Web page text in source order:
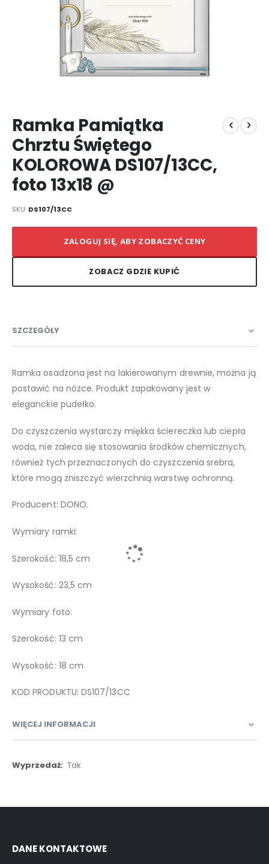
na
początek
galerii
Ramka Pamiątka
Chrztu Świętego
KOLOROWA DS107/13CC,
foto 13x18 @
SKU DS107/13CC
ZALOGUJ SIĘ, ABY ZOBACZYĆ CENY
ZOBACZ GDZIE KUPIĆ
SZCZEGÓŁY
Ramka osadzona jest na lakierowanym drewnie, można ją
postawić na nózce. Produkt zapakowany jest w
eleganckie pudełko.
Do czyszczenia wystarczy miękka ściereczka lub ciepła
woda, nie zaleca się stosowania środków chemicznych,
również tych przeznaczonych do czyszczenia srebra,
które mogą zniszczyć wierzchnią warstwę ochronną.
Producent: DONO.
Wymiary ramki:
Szerokość: 18,5 cm
Wysokość: 23,5 cm
Wymiary foto:
Szerokość: 13 cm
Wysokość: 18 cm
KOD PRODUKTU: DS107/13CC
WIĘCEJ INFORMACJI
Więcej
Tak
DANE KONTAKTOWE